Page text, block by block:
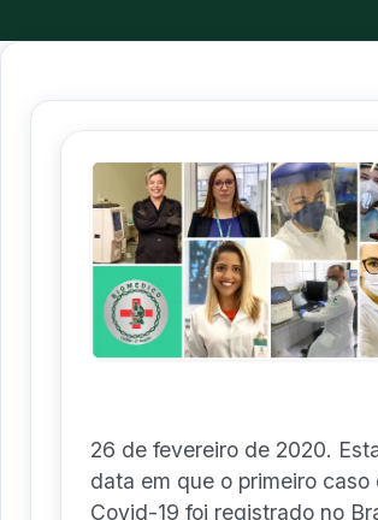
26 de fevereiro de 2020.
data em que o primeiro caso
Covid-19 foi registrado no